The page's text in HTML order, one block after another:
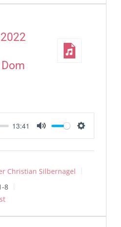
13:41
Mute Settings
Christian Silbernagel
8